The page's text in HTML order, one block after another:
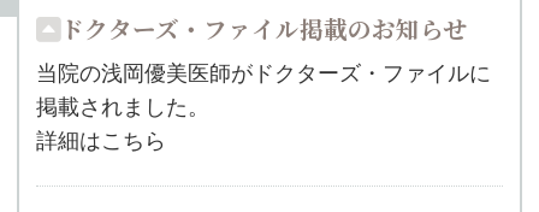
ドクターズ・ファイル掲載のお知らせ
当院の浅岡優美医師がドクターズ・ファイルに
掲載されました。
詳細はこちら